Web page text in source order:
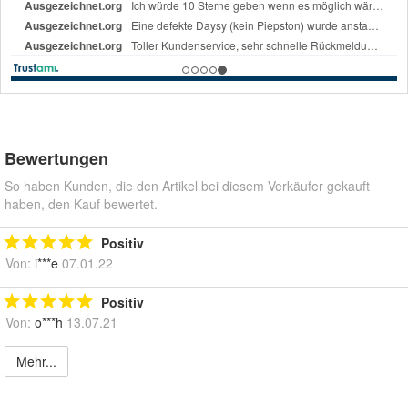
Bewertungen
So haben Kunden, die den Artikel bei diesem Verkäufer gekauft
haben, den Kauf bewertet.
Positiv
Von: i***e 07.01.22
Positiv
Von: o***h 13.07.21
Mehr...